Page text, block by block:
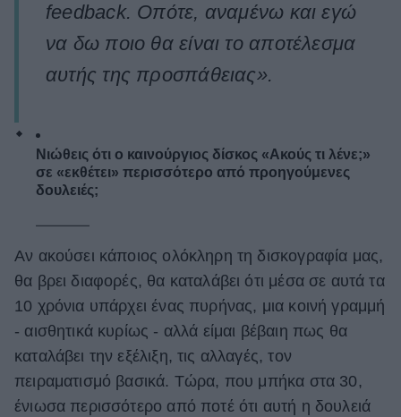
feedback. Οπότε, αναμένω και εγώ
να δω ποιο θα είναι το αποτέλεσμα
αυτής της προσπάθειας».
Νιώθεις ότι ο καινούργιος δίσκος «Ακούς τι λένε;»
σε «εκθέτει» περισσότερο από προηγούμενες
δουλειές;
Αν ακούσει κάποιος ολόκληρη τη δισκογραφία μας,
θα βρει διαφορές, θα καταλάβει ότι μέσα σε αυτά τα
10 χρόνια υπάρχει ένας πυρήνας, μια κοινή γραμμή
- αισθητικά κυρίως - αλλά είμαι βέβαιη πως θα
καταλάβει την εξέλιξη, τις αλλαγές, τον
πειραματισμό βασικά. Τώρα, που μπήκα στα 30,
ένιωσα περισσότερο από ποτέ ότι αυτή η δουλειά